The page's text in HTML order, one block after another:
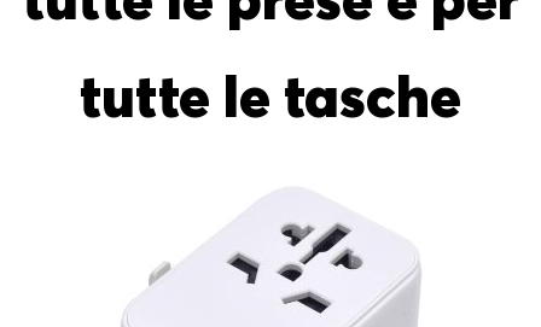
tutte le tasche